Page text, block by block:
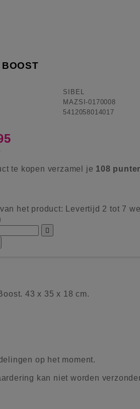
SIBEL
MAZSI-0170008
5412058014017
te kopen verzamel je 108
het product:
Levertijd 2 tot 7

43 x 35 x 18 cm.
op het moment.
kan niet worden